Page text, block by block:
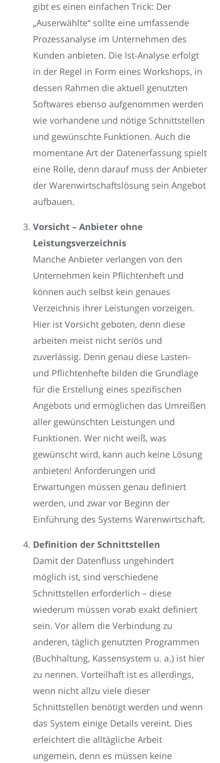
gibt es einen einfachen Trick: Der
„Auserwählte“ sollte eine umfassende
Prozessanalyse im Unternehmen des
Kunden anbieten. Die Ist-Analyse erfolgt
in der Regel in Form eines Workshops, in
dessen Rahmen die aktuell genutzten
Softwares ebenso aufgenommen werden
wie vorhandene und nötige Schnittstellen
und gewünschte Funktionen. Auch die
momentane Art der Datenerfassung spielt
eine Rolle, denn darauf muss der Anbieter
der Warenwirtschaftslösung sein Angebot
aufbauen.
Vorsicht – Anbieter ohne
Leistungsverzeichnis
Manche Anbieter verlangen von den
Unternehmen kein Pflichtenheft und
können auch selbst kein genaues
Verzeichnis ihrer Leistungen vorzeigen.
Hier ist Vorsicht geboten, denn diese
arbeiten meist nicht seriös und
zuverlässig. Denn genau diese Lasten-
und Pflichtenhefte bilden die Grundlage
für die Erstellung eines spezifischen
Angebots und ermöglichen das Umreißen
aller gewünschten Leistungen und
Funktionen. Wer nicht weiß, was
gewünscht wird, kann auch keine Lösung
anbieten! Anforderungen und
Erwartungen müssen genau definiert
werden, und zwar vor Beginn der
Einführung des Systems Warenwirtschaft.
Definition der Schnittstellen
Damit der Datenfluss ungehindert
möglich ist, sind verschiedene
Schnittstellen erforderlich – diese
wiederum müssen vorab exakt definiert
sein. Vor allem die Verbindung zu
anderen, täglich genutzten Programmen
(Buchhaltung, Kassensystem u. a.) ist hier
zu nennen. Vorteilhaft ist es allerdings,
wenn nicht allzu viele dieser
Schnittstellen benötigt werden und wenn
das System einige Details vereint. Dies
erleichtert die alltägliche Arbeit
ungemein, denn es müssen keine